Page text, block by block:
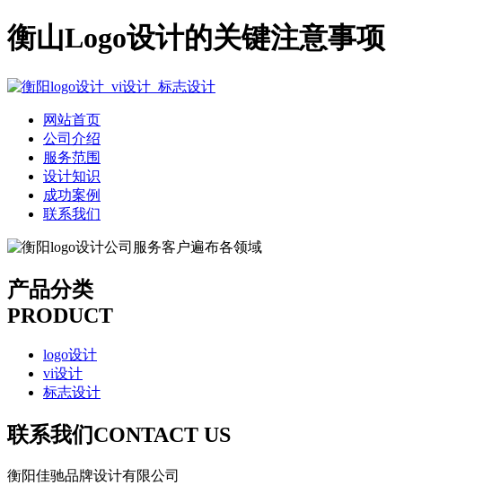
衡山Logo设计的关键注意事项
网站首页
公司介绍
服务范围
设计知识
成功案例
联系我们
产品分类
PRODUCT
logo设计
vi设计
标志设计
联系我们CONTACT US
衡阳佳驰品牌设计有限公司